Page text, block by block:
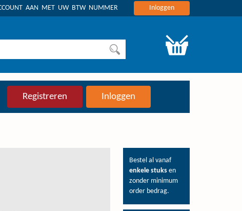
AAN MET UW BTW NUMMER Inloggen
Registreren Inloggen
Bestel al vanaf
enkele stuks en
zonder minimum
order bedrag.